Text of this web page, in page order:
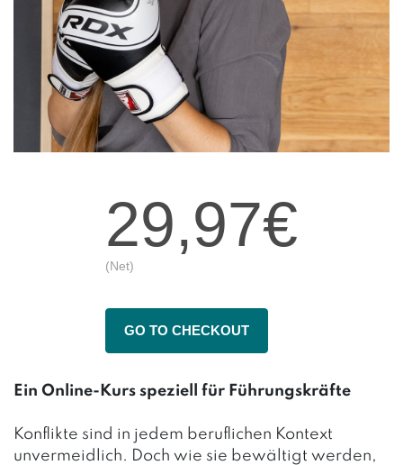
29,97€
(Net)
GO TO CHECKOUT
Ein Online-Kurs speziell für Führungskräfte
Konflikte sind in jedem beruflichen Kontext
unvermeidlich. Doch wie sie bewältigt werden,